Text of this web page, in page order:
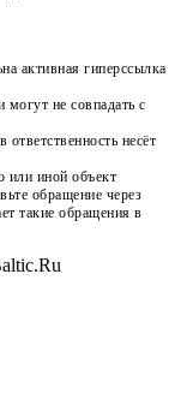
активная гиперссылка
не совпадать с
несёт
или иной объект
обращение через
такие обращения в